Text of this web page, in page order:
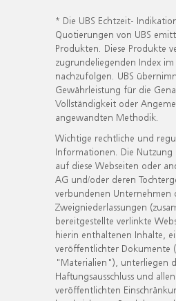
* Die UBS Echtzeit-
Quotierungen von UBS
Produkten. Diese Produkte
zugrundeliegenden Index im
nachzufolgen. UBS
Gewährleistung für die
Vollständigkeit oder
angewandten Methodik.
Wichtige rechtliche und
Informationen. Die
auf diese Webseiten oder
AG und/oder deren
verbundenen Unternehmen
Zweigniederlassungen
bereitgestellte verlinkte
hierin enthaltenen Inhalte,
veröffentlichter Dokumente
"Materialien"), unterliegen
Haftungsausschluss und
veröffentlichten